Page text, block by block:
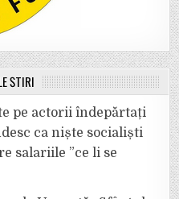
ȘTIRI
pe actorii îndepărtați
ca niște socialiști
salariile ”ce li se